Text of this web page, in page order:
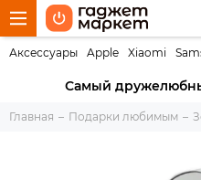
Аксессуары Apple Xiaomi
Самый
Главная Подарки любимым